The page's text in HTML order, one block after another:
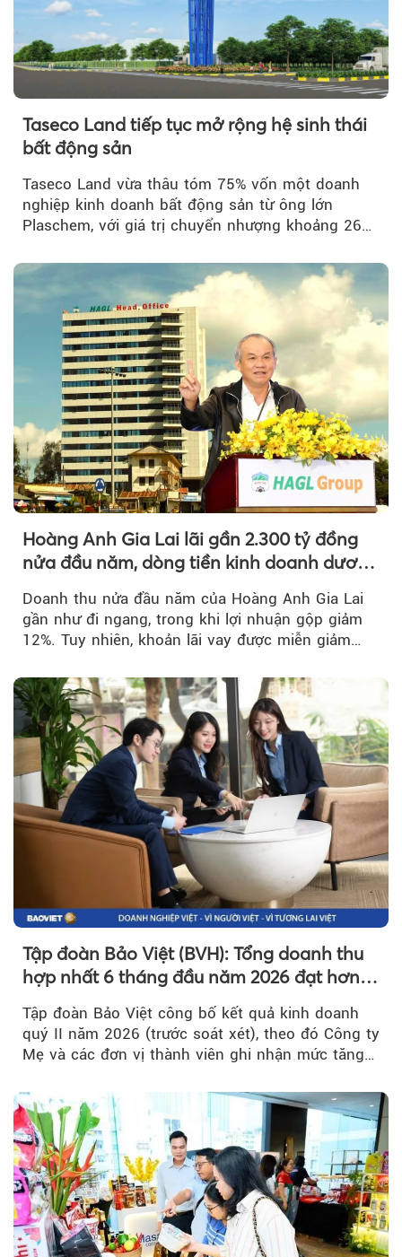
Taseco Land tiếp tục mở rộng hệ sinh thái
bất động sản
Taseco Land vừa thâu tóm 75% vốn một doanh
nghiệp kinh doanh bất động sản từ ông lớn
Plaschem, với giá trị chuyển nhượng khoảng 262
Hoàng Anh Gia Lai lãi gần 2.300 tỷ đồng
nửa đầu năm, dòng tiền kinh doanh dương
Doanh thu nửa đầu năm của Hoàng Anh Gia Lai
gần như đi ngang, trong khi lợi nhuận gộp giảm
12%. Tuy nhiên, khoản lãi vay được miễn giảm
Tập đoàn Bảo Việt (BVH): Tổng doanh thu
hợp nhất 6 tháng đầu năm 2026 đạt hơn
Tập đoàn Bảo Việt công bố kết quả kinh doanh
quý II năm 2026 (trước soát xét), theo đó Công ty
Mẹ và các đơn vị thành viên ghi nhận mức tăng